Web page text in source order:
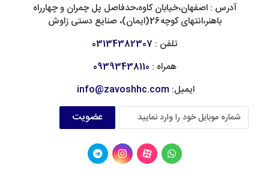
آدرس : اصفهان،خیابان کاوه،حدفاصل پل چمران و چهارراه
باهنر،انتهای کوچه26(ایمان)، صنایع دستی زاوش
تلفن : 03134382307
همراه : 09393438110
ایمیل: info@zavoshhc.com
عضویت